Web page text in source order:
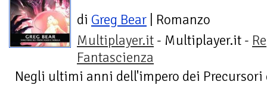
di Greg Bear | Romanzo
Multiplayer.it - Multiplayer.it -
Fantascienza
Negli ultimi anni dell'impero dei